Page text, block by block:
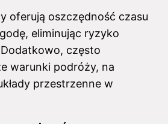
oferują oszczędność czasu
eliminując ryzyko
często
warunki podróży, na
przestrzenne w